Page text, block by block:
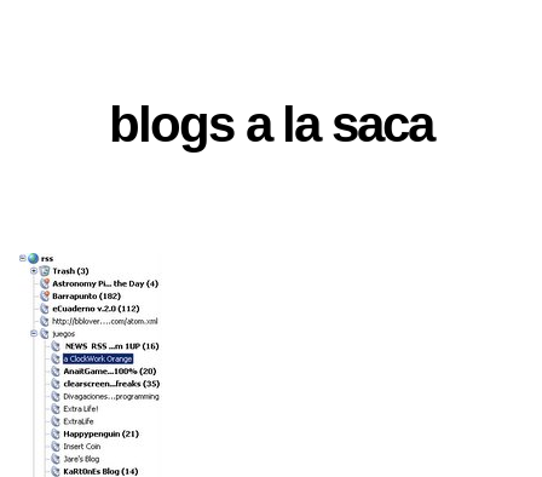
blogs a la saca